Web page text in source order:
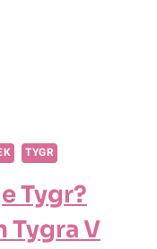
TYGR
Tygr?
Tygra V